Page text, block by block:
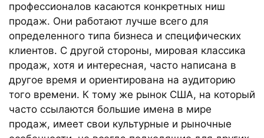
профессионалов касаются конкретных ниш
продаж. Они работают лучше всего для
определенного типа бизнеса и специфических
клиентов. С другой стороны, мировая классика
продаж, хотя и интересная, часто написана в
другое время и ориентирована на аудиторию
того времени. К тому же рынок США, на который
часто ссылаются большие имена в мире
продаж, имеет свои культурные и рыночные